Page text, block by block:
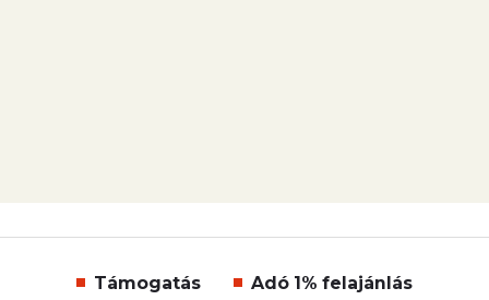
Támogatás Adó 1% felajánlás